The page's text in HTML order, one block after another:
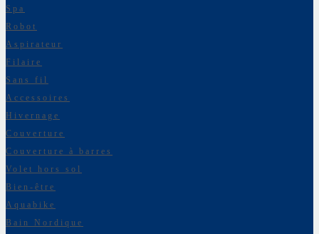
Spa
Robot
Aspirateur
Filaire
Sans fil
Accessoires
Hivernage
Couverture
Couverture à barres
Volet hors sol
Bien-être
Aquabike
Bain Nordique